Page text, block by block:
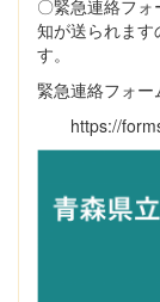
〇緊急連絡フ
知が送られます
す。
緊急連絡フォー
https://